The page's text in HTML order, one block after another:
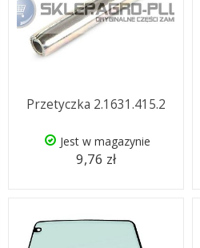
Przetyczka 2.1631.415.2
Jest w magazynie
9,76 zł